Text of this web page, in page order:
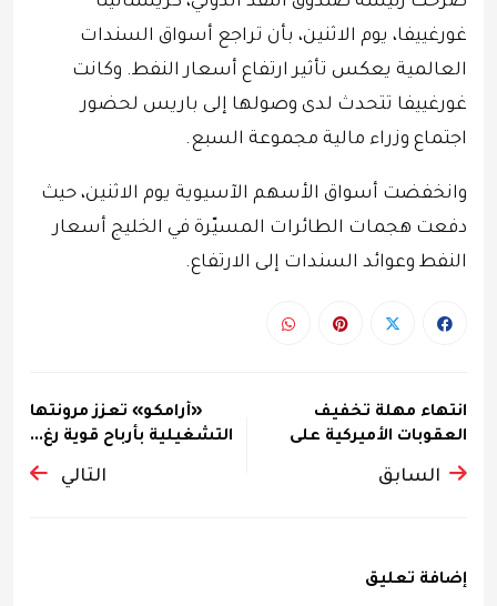
غورغييفا، يوم الاثنين، بأن تراجع أسواق السندات
العالمية يعكس تأثير ارتفاع أسعار النفط. وكانت
غورغييفا تتحدث لدى وصولها إلى باريس لحضور
اجتماع وزراء مالية مجموعة السبع.
وانخفضت أسواق الأسهم الآسيوية يوم الاثنين، حيث
دفعت هجمات الطائرات المسيّرة في الخليج أسعار
النفط وعوائد السندات إلى الارتفاع.
انتهاء مهلة تخفيف
العقوبات الأميركية على
النفط ...
السابق
«أرامكو» تعزز مرونتها
التشغيلية بأرباح قوية رغ...
التالي
إضافة تعليق